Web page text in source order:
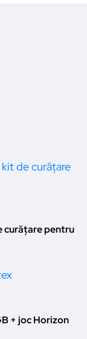
curățare pentru
+ joc Horizon